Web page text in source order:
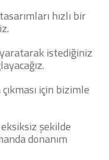
hızlı bir
istediğiniz
için bizimle
eksiksiz şekilde
donanım